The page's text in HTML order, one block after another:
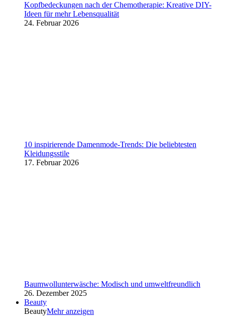
Kopfbedeckungen nach der Chemotherapie: Kreative DIY-
Ideen für mehr Lebensqualität
24. Februar 2026
10 inspirierende Damenmode-Trends: Die beliebtesten
Kleidungsstile
17. Februar 2026
Baumwollunterwäsche: Modisch und umweltfreundlich
26. Dezember 2025
Beauty
BeautyMehr anzeigen